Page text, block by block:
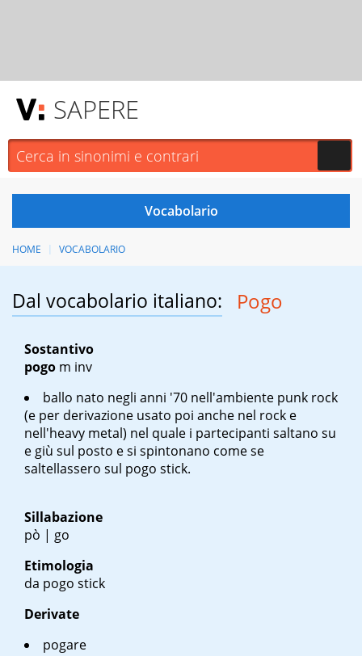
SAPERE
HOME VOCABOLARIO
Dal vocabolario italiano: Pogo
Sostantivo
pogo m inv
ballo nato negli anni '70 nell'ambiente punk rock
(e per derivazione usato poi anche nel rock e
nell'heavy metal) nel quale i partecipanti saltano su
e giù sul posto e si spintonano come se
saltellassero sul pogo stick.
Sillabazione
pò | go
Etimologia
da pogo stick
Derivate
pogare